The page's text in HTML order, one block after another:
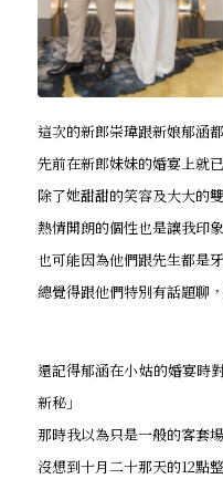
這次的新郎崇瑋跟新娘郁涵
先前在新郎妹妹的婚宴上就
除了她甜甜的笑容及大大的
熱情開朗的個性也是讓我印
也可能因為他們跟先生都是
總覺得跟他們特別有話題聊
還記得郁涵在小姑的婚宴時
新秘」
那時我以為只是一般的客套
沒想到十月二十那天的12點